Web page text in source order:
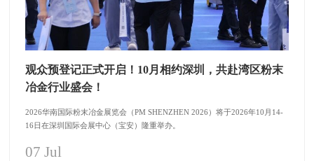
观众预登记正式开启！10月相约深圳，共赴湾区粉末
冶金行业盛会！
2026华南国际粉末冶金展览会（PM SHENZHEN 2026）将于2026年10月14-
16日在深圳国际会展中心（宝安）隆重举办。
07 Jul